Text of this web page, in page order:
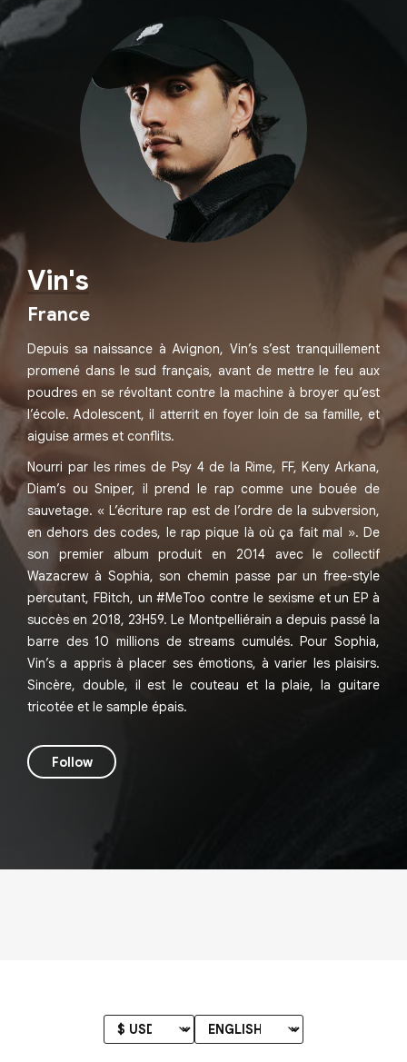
Vin's
France
Depuis sa naissance à Avignon, Vin’s s’est tranquillement
promené dans le sud français, avant de mettre le feu aux
poudres en se révoltant contre la machine à broyer qu’est
l’école. Adolescent, il atterrit en foyer loin de sa famille, et
aiguise armes et conflits.
Nourri par les rimes de Psy 4 de la Rime, FF, Keny Arkana,
Diam’s ou Sniper, il prend le rap comme une bouée de
sauvetage. « L’écriture rap est de l’ordre de la subversion,
en dehors des codes, le rap pique là où ça fait mal ». De
son premier album produit en 2014 avec le collectif
Wazacrew à Sophia, son chemin passe par un free-style
percutant, FBitch, un #MeToo contre le sexisme et un EP à
succès en 2018, 23H59. Le Montpelliérain a depuis passé la
barre des 10 millions de streams cumulés. Pour Sophia,
Vin’s a appris à placer ses émotions, à varier les plaisirs.
Sincère, double, il est le couteau et la plaie, la guitare
tricotée et le sample épais.
Follow